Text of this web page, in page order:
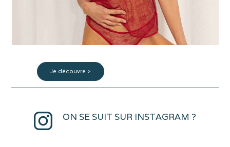
Tapis rouge
Je découvre >
ON SE SUIT SUR INSTAGRAM ?